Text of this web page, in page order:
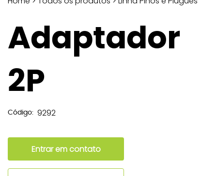
Adaptador
2P
Código: 9292
Entrar em contato